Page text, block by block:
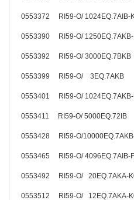
0553372 RI59-O/
0553390 RI59-O/
0553392 RI59-O/ 3000EQ.7BKB
0553399 RI59-O/ 3EQ.7AKB
0553401 RI59-O/
0553411 RI59-O/ 5000EQ.72IB
0553428 RI59-O/
0553465 RI59-O/
0553492 RI59-O/ 20EQ.7AKA-
0553512 RI59-O/ 12EQ.7AKA-